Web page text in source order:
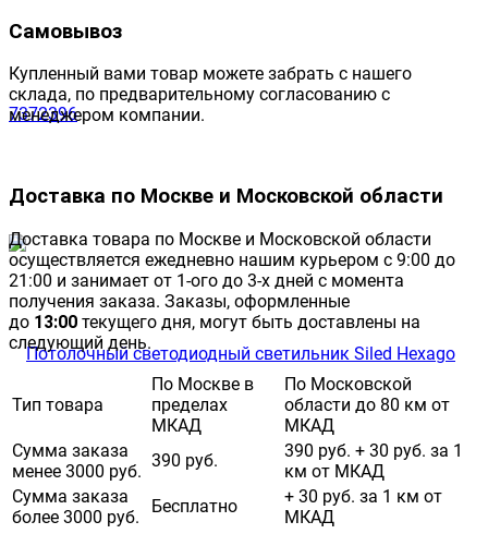
Самовывоз
Купленный вами товар можете забрать с нашего
склада, по предварительному согласованию с
менеджером компании.
Доставка по Москве и Московской области
Доставка товара по Москве и Московской области
осуществляется ежедневно нашим курьером с 9:00 до
21:00 и занимает от 1-ого до 3-х дней с момента
получения заказа. Заказы, оформленные
до 13:00 текущего дня, могут быть доставлены на
следующий день.
Тип товара
По Москве в
пределах
МКАД
По Московской
области до 80 км от
МКАД
Сумма заказа
менее 3000 руб.
390 руб.
390 руб. + 30 руб. за 1
км от МКАД
Сумма заказа
более 3000 руб.
Бесплатно
+ 30 руб. за 1 км от
МКАД